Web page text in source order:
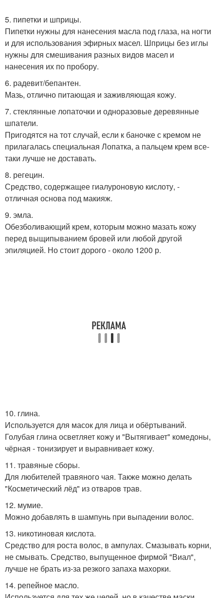
5. пипетки и шприцы.
Пипетки нужны для нанесения масла под глаза, на ногти
и для использования эфирных масел. Шприцы без иглы
нужны для смешивания разных видов масел и
нанесения их по пробору.
6. радевит/бепантен.
Мазь, отлично питающая и заживляющая кожу.
7. стеклянные лопаточки и одноразовые деревянные
шпатели.
Пригодятся на тот случай, если к баночке с кремом не
прилагалась специальная Лопатка, а пальцем крем все-
таки лучше не доставать.
8. регецин.
Средство, содержащее гиалуроновую кислоту, -
отличная основа под макияж.
9. эмла.
Обезболивающий крем, которым можно мазать кожу
перед выщипыванием бровей или любой другой
эпиляцией. Но стоит дорого - около 1200 р.
10. глина.
Используется для масок для лица и обёртываний.
Голубая глина осветляет кожу и "Вытягивает" комедоны,
чёрная - тонизирует и выравнивает кожу.
11. травяные сборы.
Для любителей травяного чая. Также можно делать
"Косметический лёд" из отваров трав.
12. мумие.
Можно добавлять в шампунь при выпадении волос.
13. никотиновая кислота.
Средство для роста волос, в ампулах. Смазывать корни,
не смывать. Средство, выпущенное фирмой "Виал",
лучше не брать из-за резкого запаха махорки.
14. репейное масло.